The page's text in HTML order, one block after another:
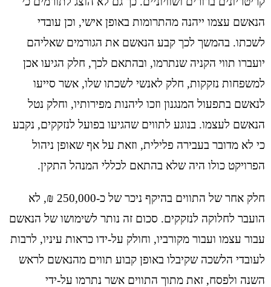
הנאשם עצמו ייהנה מהתרומות באופן אישי, וכן עובדי
לשכתו. בהמשך לכך קבע הנאשם את הגורמים שאליהם
יועברו תווי הקניה שנתרמו, ובהתאם לכך, חלק הגיעו אכן
למשפחות נזקקות, חלק לאנשי לשכתו שלו, אשר סייעו
לנאשם בתפעול המנגנון וזכו ליהנות מפירותיו, וחלק נטל
הנאשם לעצמו. בנוגע לתווים שהגיעו בפועל לנזקקים, נקבע
כי לא מדובר בעבירה פלילית, וזאת על אף שאופן ניהול
הפרויקט כולו היה שלא בהתאם לכללי המנהל התקין.
חלק אחר של התווים בהיקף ניכר של כ-250,000 ₪, לא
הועבר לחלוקה לנזקקים. סכום זה נותר לשימושו של הנאשם
עבור עצמו ועבור מקורביו, וחולק על-ידו כראות עיניו, לרבות
לעובדי הלשכה שקיבלו באופן קבוע תווים מהנאשם לראש
השנה ולפסח, זאת מתוך התווים אשר נתרמו על-ידי